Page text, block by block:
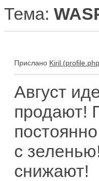
Тема:
Прислано Kiril
Август
продают!
с
снижают!